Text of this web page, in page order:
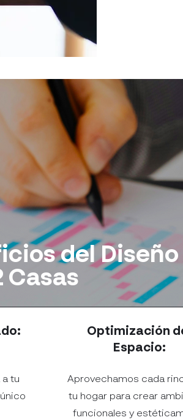
del
Casas
tu
Optimización
Espacio:
Aprovechamos cada
tu hogar para crear
funcionales y